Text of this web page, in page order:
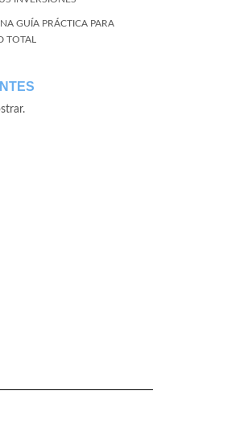
GUÍA PRÁCTICA PARA
TOTAL